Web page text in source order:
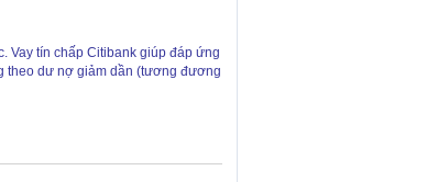
Vay tín chấp Citibank giúp đáp ứng
theo dư nợ giảm dần (tương đương